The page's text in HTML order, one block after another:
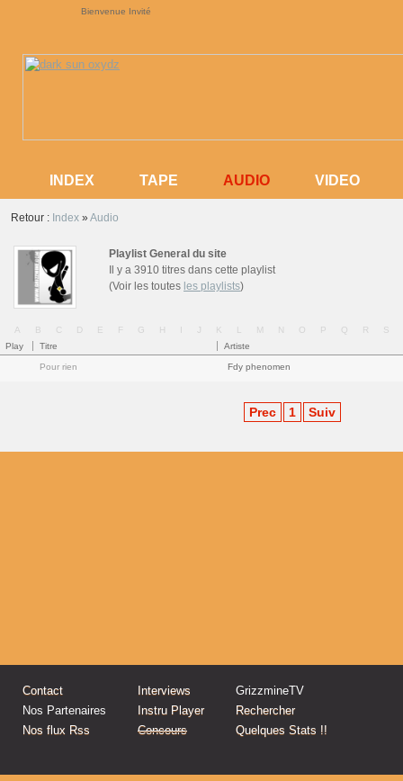
Bienvenue Invité
VIDEO
AUDIO
AUDIO
TAPE
INDEX
INDEX
Retour : Index » Audio
Playlist General du site
Il y a 3910 titres dans cette playlist
(Voir les toutes les playlists)
A B C D E F G H I J K M N O P Q R
S
Play
Titre Artiste
Pour rien Fdy phenomen
Prec 1 Suiv
Contact
Nos Partenaires
Nos flux Rss
Interviews
Instru Player
Concours
GrizzmineTV
Rechercher
Quelques Stats !!